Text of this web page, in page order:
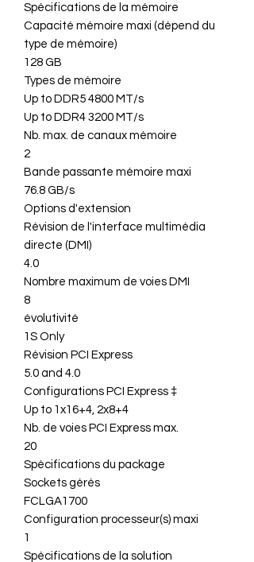
Spécifications de la mémoire
Capacité mémoire maxi (dépend du
type de mémoire)
128 GB
Types de mémoire
Up to DDR5 4800 MT/s
Up to DDR4 3200 MT/s
Nb. max. de canaux mémoire
2
Bande passante mémoire maxi
76.8 GB/s
Options d'extension
Révision de l'interface multimédia
directe (DMI)
4.0
Nombre maximum de voies DMI
8
évolutivité
1S Only
Révision PCI Express
5.0 and 4.0
Configurations PCI Express ‡
Up to 1x16+4, 2x8+4
Nb. de voies PCI Express max.
20
Spécifications du package
Sockets gérés
FCLGA1700
Configuration processeur(s) maxi
1
Spécifications de la solution